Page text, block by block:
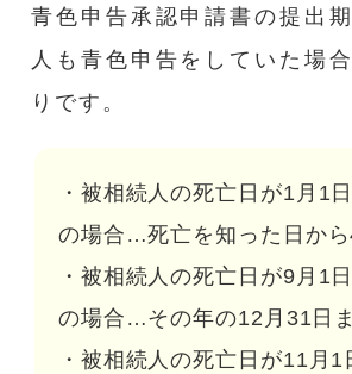
青色申告承認申請書の提出
人も青色申告をしていた場
りです。
・被相続人の死亡日が1月1
の場合…死亡を知った日か
・被相続人の死亡日が9月1
の場合…その年の12月31日
・被相続人の死亡日が11月